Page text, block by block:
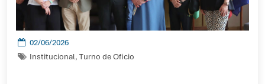
02/06/2026
Institucional, Turno de Oficio